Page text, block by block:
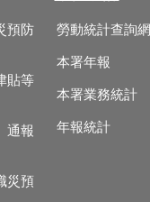
預防
貼等
通報
災預
勞動統計查詢網
本署年報
本署業務統計
年報統計